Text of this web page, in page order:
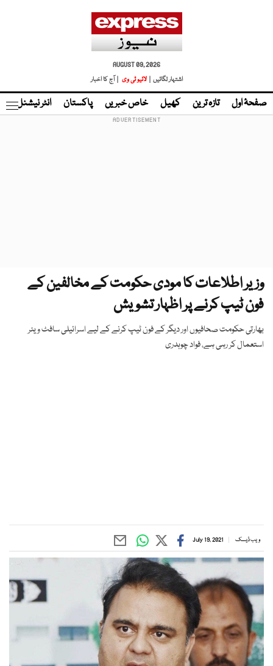
AUGUST 09, 2026
اشتہار لگائیں |
لائیو ٹی وی | آج کا اخبار
صفحۂ اول تازہ ترین کھیل خاص خبریں پاکستان انٹر نیشنل
وزیر اطلاعات کا مودی حکومت کے مخالفین کے
فون ٹیپ کرنے پر اظہار تشویش
بھارتی حکومت صحافیوں اور دیگر کے فون ٹیپ کرنے کے لیے اسرائیلی سافٹ ویئر
استعمال کر رہی ہے، فواد چوہدری
ویب ڈیسک July 19, 2021